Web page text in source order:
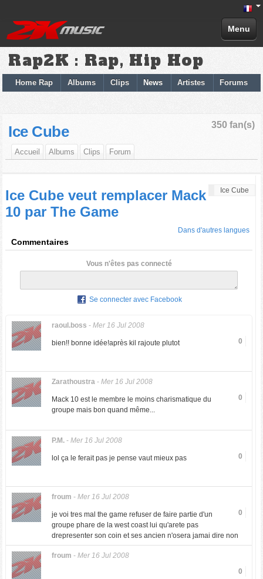
Menu
Rap2K : Rap, Hip Hop
Home Rap Albums Clips News Artistes Forums
350 fan(s)
Ice Cube
Accueil Albums Clips Forum
Ice Cube
Ice Cube veut remplacer Mack
10 par The Game
Dans d'autres langues
Commentaires
Vous n'êtes pas connecté
Se connecter avec Facebook
raoul.boss - Mer 16 Jul 2008
0
bien!! bonne idée!après kil rajoute plutot
Zarathoustra- Mer 16 Jul 2008
0
Mack 10 est le membre le moins charismatique du
groupe mais bon quand même...
P.M.- Mer 16 Jul 2008
0
lol ça le ferait pas je pense vaut mieux pas
froum - Mer 16 Jul 2008
0
je voi tres mal the game refuser de faire partie d'un
groupe phare de la west coast lui qu'arete pas
drepresenter son coin et ses ancien n'osera jamai dire non
froum - Mer 16 Jul 2008
0